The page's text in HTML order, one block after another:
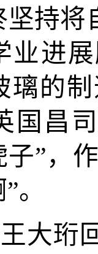
坚持将
业进
的制
国昌
子”，
。
大珩